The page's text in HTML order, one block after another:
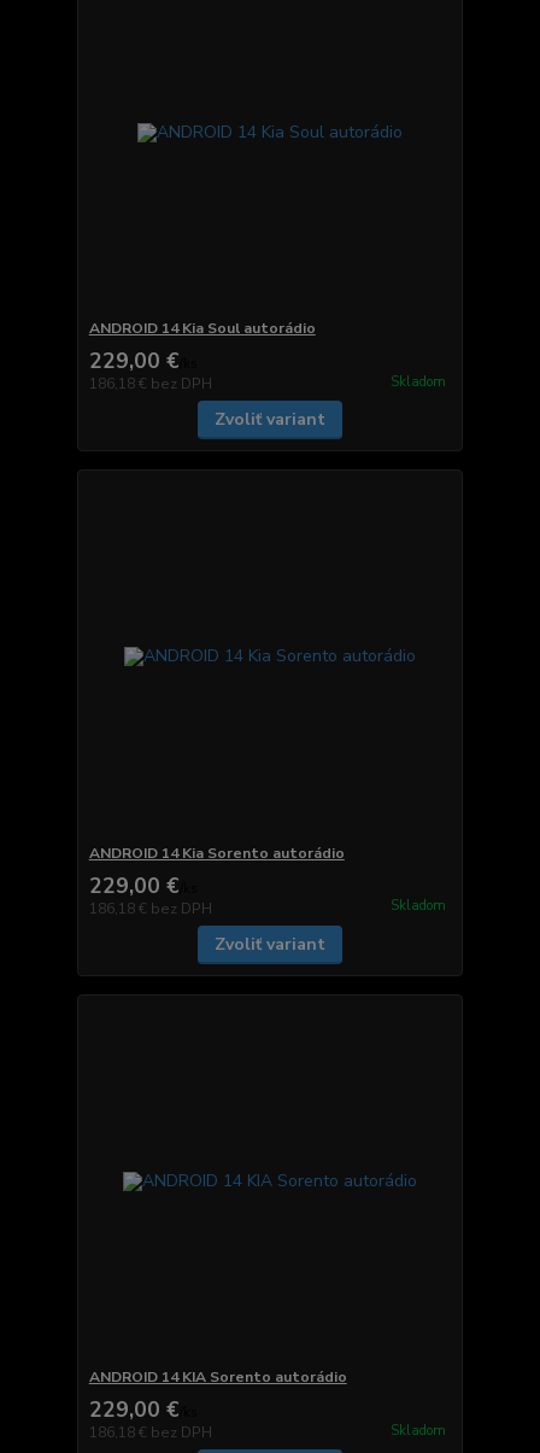
ANDROID 14 Kia Soul autorádio
229,00 €
186,18 € bez DPH Skladom
Zvoliť variant
ANDROID 14 Kia Sorento autorádio
229,00 €
186,18 € bez DPH Skladom
Zvoliť variant
ANDROID 14 KIA Sorento autorádio
229,00 €
186,18 € bez DPH Skladom